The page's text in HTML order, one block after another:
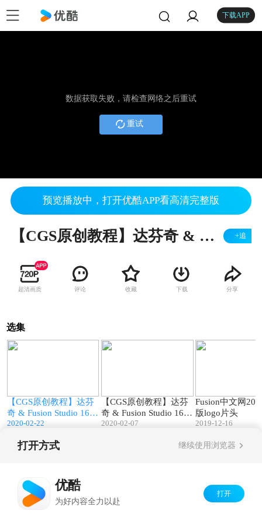
下载APP
数据获取失败，请检查网络之后重试
重试
预览播放中，打开优酷APP看高清完整版
【CGS原创教程】达芬奇 & Fusion Studio 16 自定义工具栏 +追
超清画质 评论 收藏 下载 分享
选集
【CGS原创教程】达芬
奇 & Fusion Studio 16
自定义工具栏
2020-02-22
【CGS原创教程】达芬
奇 & Fusion Studio 16
界面布局
2020-02-07
Fusion中文网
版logo片头
2019-12-16
打开方式 继续使用浏览器
优酷
为好内容全力以赴
打开